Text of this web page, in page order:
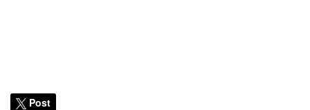
Post